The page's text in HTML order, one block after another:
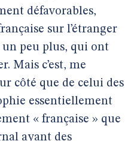
défavorables,
sur l’étranger
peu plus, qui ont
Mais c’est, me
côté que de celui des
essentiellement
« française » que
ayant des